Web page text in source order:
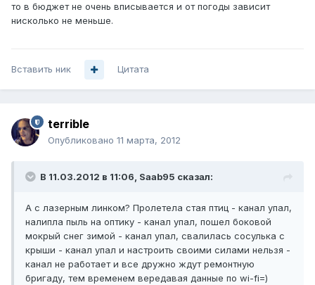
то в бюджет не очень вписывается и от погоды зависит
нисколько не меньше.
Вставить ник Цитата
terrible
Опубликовано 11 марта, 2012
В 11.03.2012 в 11:06, Saab95 сказал:
А с лазерным линком? Пролетела стая птиц - канал упал,
налипла пыль на оптику - канал упал, пошел боковой
мокрый снег зимой - канал упал, свалилась сосулька с
крыши - канал упал и настроить своими силами нельзя -
канал не работает и все дружно ждут ремонтную
бригаду, тем временем вередавая данные по wi-fi=)